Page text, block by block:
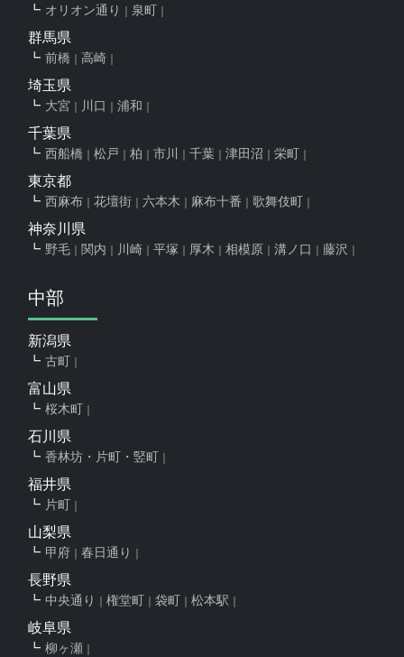
オリオン通り 泉町
群馬県
前橋 高崎
埼玉県
大宮 川口 浦和
千葉県
西船橋 松戸 柏 市川 千葉 津田沼 栄町
東京都
西麻布 花壇街 六本木 麻布十番 歌舞伎町
神奈川県
野毛 関内 川崎 平塚 厚木 相模原 溝ノ口 藤沢
中部
新潟県
古町
富山県
桜木町
石川県
香林坊・片町・竪町
福井県
片町
山梨県
甲府 春日通り
長野県
中央通り 権堂町 袋町 松本駅
岐阜県
柳ヶ瀬